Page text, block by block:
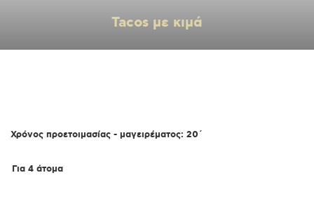
Tacos με κιμά
Χρόνος προετοιμασίας - μαγειρέματος: 20΄
Για 4 άτομα